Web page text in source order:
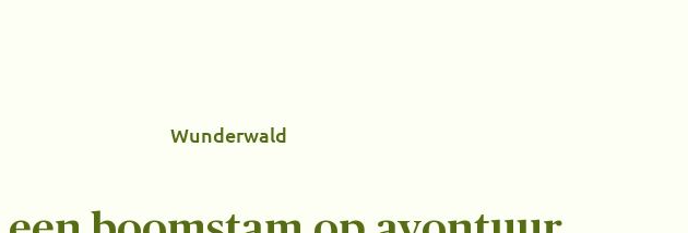
Wunderwald